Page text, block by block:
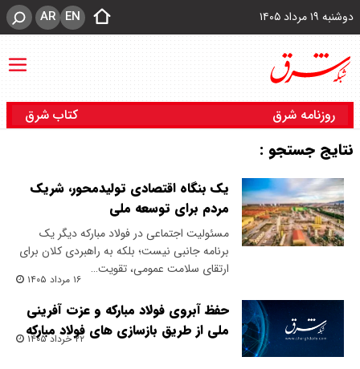
دوشنبه ۱۹ مرداد ۱۴۰۵ EN
AR
روزنامه شرق کتاب شرق
نتایج جستجو :
یک بنگاه اقتصادی تولیدمحور، شریک
مردم برای توسعه ملی
مسئولیت اجتماعی در فولاد مبارکه دیگر یک
برنامه جانبی نیست؛ بلکه به راهبردی کلان برای
ارتقای سلامت عمومی، تقویت…
۱۶ مرداد ۱۴۰۵
حفظ آبروی فولاد مبارکه و عزت آفرینی
ملی از طریق بازسازی های فولاد مبارکه
۲۲ خرداد ۱۴۰۵